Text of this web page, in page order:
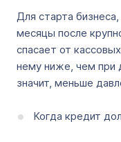
Для старта
месяцы после
спасает от
нему ниже, чем при
значит, меньше
Когда кредит